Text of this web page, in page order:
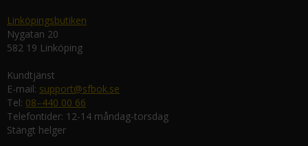
Linköpingsbutiken
Nygatan 20
582 19 Linköping
Kundtjänst
E-mail: support@sfbok.se
Tel: 08–440 00 66
Telefontider: 12-14 måndag-torsdag
Stängt helger